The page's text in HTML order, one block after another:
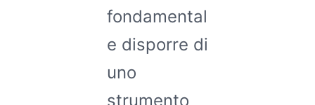
fondamental
e disporre di
uno
strumento